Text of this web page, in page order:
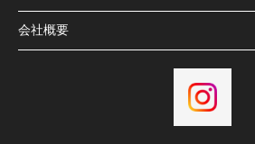
会社概要